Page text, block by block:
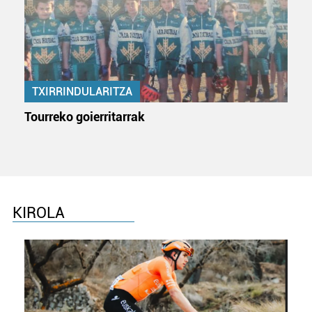
TXIRRINDULARITZA
Tourreko goierritarrak
KIROLA